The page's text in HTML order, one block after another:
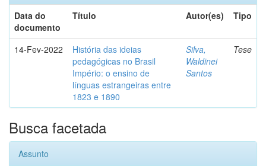
Data do
documento
Título Autor(es) Tipo
14-Fev-2022
História das ideias
pedagógicas no Brasil
Império: o ensino de
línguas estrangeiras entre
1823 e 1890
Silva,
Waldinei
Santos
Tese
Busca facetada
Assunto